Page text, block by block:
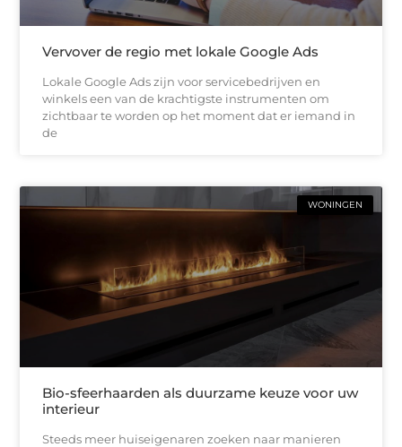
Vervover de regio met lokale Google Ads
Lokale Google Ads zijn voor servicebedrijven en
winkels een van de krachtigste instrumenten om
zichtbaar te worden op het moment dat er iemand in
de
WONINGEN
Bio-sfeerhaarden als duurzame keuze voor uw
interieur
Steeds meer huiseigenaren zoeken naar manieren